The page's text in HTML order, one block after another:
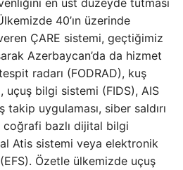
40’ın üzerinde
ÇARE sistemi, geçtiğimiz
Azerbaycan’da da hizmet
radarı (FODRAD), kuş
uçuş bilgi sistemi (FIDS), AIS
takip uygulaması, siber saldırı
bazlı dijital bilgi
Atis sistemi veya elektronik
Özetle ülkemizde uçuş